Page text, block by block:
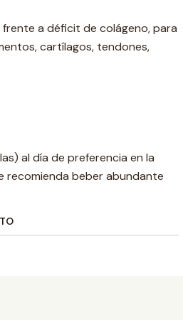
a déficit de colágeno, para
cartílagos, tendones,
al día de preferencia en la
recomienda beber abundante